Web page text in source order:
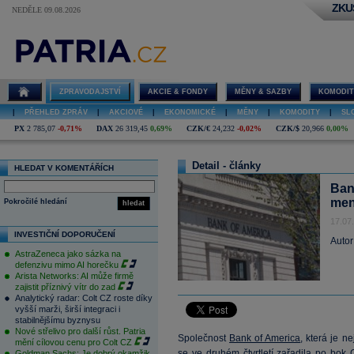
NEDĚLE 09.08.2026
ZPRAVODAJSTVÍ AKCIE & FONDY MĚNY & SAZBY
PŘEHLED ZPRÁV AKCIOVÉ EKONOMICKÉ MĚNY KOMODITY
PX 2 785,07 -0,71% DAX 26 319,45 0,69% CZK/€ 24,232 -0,02% CZK/$ 20,966 0,00%
HLEDAT V KOMENTÁŘÍCH
hledat
Pokročilé hledání
INVESTIČNÍ DOPORUČENÍ
AstraZeneca jako sázka na
defenzivu mimo AI horečku
Arista Networks: AI může firmě
zajistit příznivý vítr do zad
Analytický radar: Colt CZ roste díky
vyšší marži, širší integraci i
stabilnějšímu byznysu
Nové střelivo pro další růst. Patria
mění cílovou cenu pro Colt CZ
Detail - články
Společnost Bank of America, která je